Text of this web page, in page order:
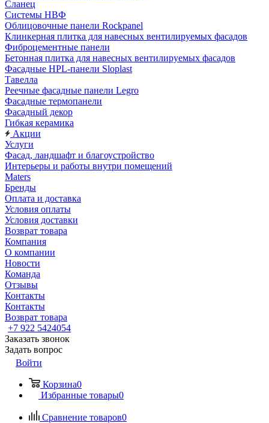
Сланец
Системы НВФ
Облицовочные панели Rockpanel
Клинкерная плитка для навесных вентилируемых фасадов
Фиброцементные панели
Бетонная плитка для навесных вентилируемых фасадов
Фасадные HPL-панели Sloplast
Тавелла
Реечные фасадные панели Legro
Фасадные термопанели
Фасадный декор
Гибкая керамика
Акции
Услуги
Фасад, ландшафт и благоустройство
Интерьеры и работы внутри помещений
Maters
Бренды
Оплата и доставка
Условия оплаты
Условия доставки
Возврат товара
Компания
О компании
Новости
Команда
Отзывы
Контакты
Контакты
Возврат товара
+7 922 5424054
Заказать звонок
Задать вопрос
Войти
Корзина0
Избранные товары0
Сравнение товаров0